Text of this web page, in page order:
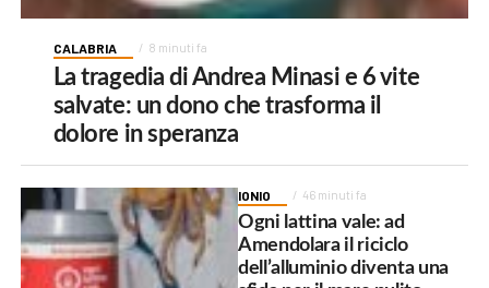
CALABRIA 8 minuti fa
La tragedia di Andrea Minasi e 6 vite
salvate: un dono che trasforma il
dolore in speranza
IONIO 46 minuti fa
Ogni lattina vale: ad
Amendolara il riciclo
dell’alluminio diventa una